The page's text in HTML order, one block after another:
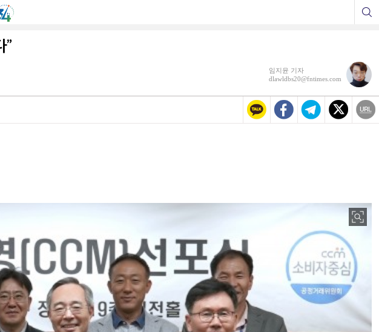
”
임지윤 기자
dlawldbs20@fntimes.com